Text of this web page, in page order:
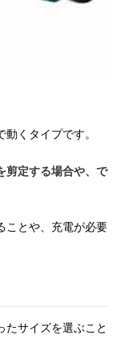
くタイプです。
剪定する場合や、で
ことや、充電が必要
たサイズを選ぶこと